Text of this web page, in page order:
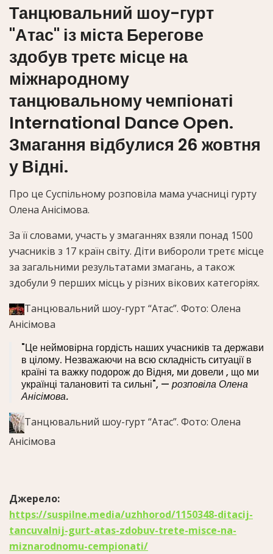
Танцювальний шоу-гурт
"Атас" із міста Берегове
здобув третє місце на
міжнародному
танцювальному чемпіонаті
International Dance Open.
Змагання відбулися 26 жовтня
у Відні.
Про це Суспільному розповіла мама учасниці гурту
Олена Анісімова.
За її словами, участь у змаганнях взяли понад 1500
учасників з 17 країн світу. Діти вибороли третє місце
за загальними результатами змагань, а також
здобули 9 перших місць у різних вікових категоріях.
Танцювальний шоу-гурт “Атас”. Фото: Олена
Анісімова
"Це неймовірна гордість наших учасників та держави
в цілому. Незважаючи на всю складність ситуації в
країні та важку подорож до Відня, ми довели , що ми
українці талановиті та сильні", — розповіла Олена
Анісімова.
Танцювальний шоу-гурт “Атас”. Фото: Олена
Анісімова
Джерело:
https://suspilne.media/uzhhorod/1150348-ditacij-
tancuvalnij-gurt-atas-zdobuv-trete-misce-na-
miznarodnomu-cempionati/